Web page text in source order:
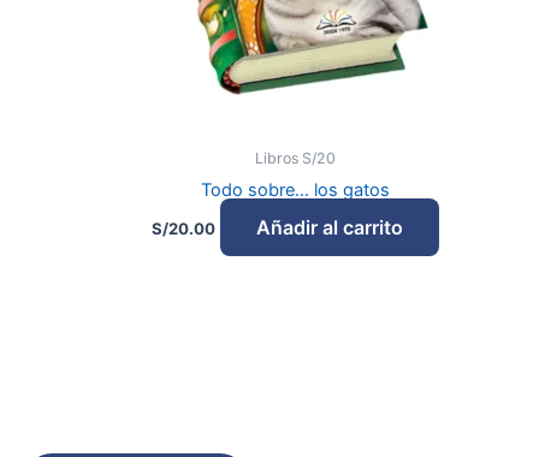
Libros S/20
Todo sobre… los gatos
S/20.00 Añadir al carrito